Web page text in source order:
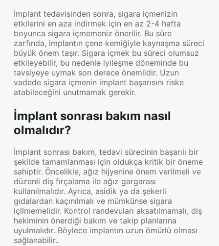
İmplant tedavisinden sonra, sigara içmenizin
etkilerini en aza indirmek için en az 2-4 hafta
boyunca sigara içmemeniz önerilir. Bu süre
zarfında, implantın çene kemiğiyle kaynaşma süreci
büyük önem taşır. Sigara içmek bu süreci olumsuz
etkileyebilir, bu nedenle iyileşme döneminde bu
tavsiyeye uymak son derece önemlidir. Uzun
vadede sigara içmenin implant başarısını riske
atabileceğini unutmamak gerekir.
İmplant sonrası bakım nasıl
olmalıdır?
İmplant sonrası bakım, tedavi sürecinin başarılı bir
şekilde tamamlanması için oldukça kritik bir öneme
sahiptir. Öncelikle, ağız hijyenine önem verilmeli ve
düzenli diş fırçalama ile ağız gargarası
kullanılmalıdır. Ayrıca, asidik ya da şekerli
gıdalardan kaçınılmalı ve mümkünse sigara
içilmemelidir. Kontrol randevuları aksatılmamalı, diş
hekiminin önerdiği bakım ve takip planlarına
uyulmalıdır. Böylece implantın uzun ömürlü olması
sağlanabilir..